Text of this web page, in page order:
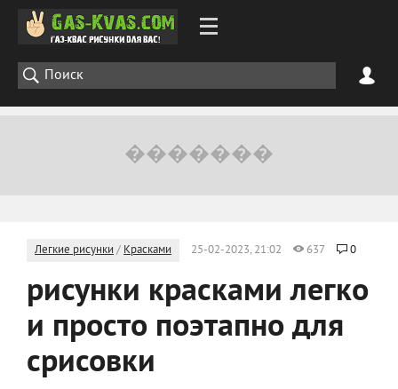
Легкие рисунки / Красками 25-02-2023, 21:02 637 0
рисунки красками легко
и просто поэтапно для
срисовки